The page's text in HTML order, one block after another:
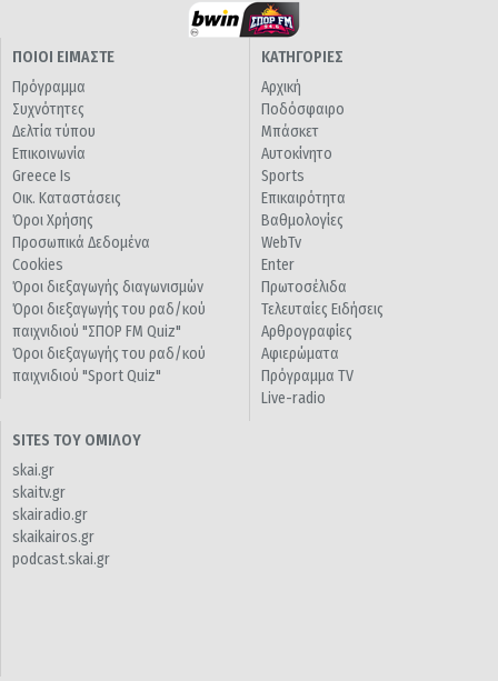
ΠΟΙΟΙ ΕΙΜΑΣΤΕ
Πρόγραμμα
Συχνότητες
Δελτία τύπου
Επικοινωνία
Greece Is
Οικ. Καταστάσεις
Όροι Χρήσης
Προσωπικά Δεδομένα
Cookies
Όροι διεξαγωγής διαγωνισμών
Όροι διεξαγωγής του ραδ/κού
παιχνιδιού "ΣΠΟΡ FM Quiz"
Όροι διεξαγωγής του ραδ/κού
παιχνιδιού "Sport Quiz"
ΚΑΤΗΓΟΡΙΕΣ
Αρχική
Ποδόσφαιρο
Μπάσκετ
Αυτοκίνητο
Sports
Επικαιρότητα
Βαθμολογίες
WebTv
Enter
Πρωτοσέλιδα
Τελευταίες Ειδήσεις
Αρθρογραφίες
Αφιερώματα
Πρόγραμμα TV
Live-radio
SITES ΤΟΥ ΟΜΙΛΟΥ
skai.gr
skaitv.gr
skairadio.gr
skaikairos.gr
podcast.skai.gr